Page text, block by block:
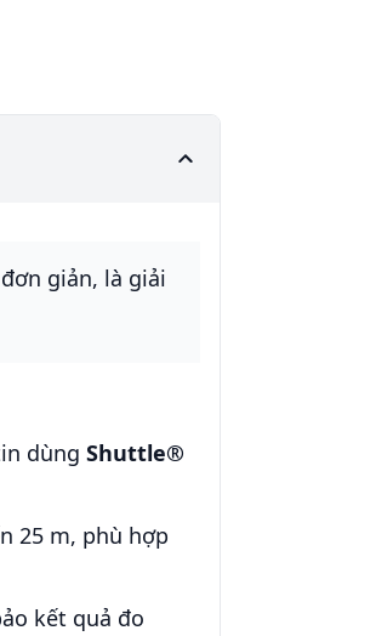
giản, là giải
dùng Shuttle®
25 m, phù hợp
kết quả đo